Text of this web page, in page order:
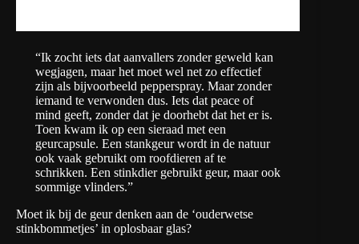
“Ik zocht iets dat aanvallers zonder geweld kan
wegjagen, maar het moet wel net zo effectief
zijn als bijvoorbeeld pepperspray. Maar zonder
iemand te verwonden dus. Iets dat peace of
mind geeft, zonder dat je doorhebt dat het er is.
Toen kwam ik op een sieraad met een
geurcapsule. Een stankgeur wordt in de natuur
ook vaak gebruikt om roofdieren af te
schrikken. Een stinkdier gebruikt geur, maar ook
sommige vlinders.”
Moet ik bij de geur denken aan de ‘ouderwetse
stinkbommetjes’ in oplosbaar glas?